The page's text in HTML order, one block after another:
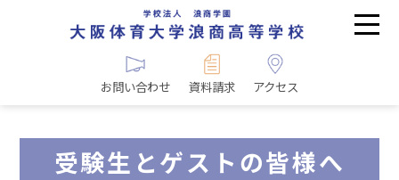
お問い合わせ 資料請求 アクセス
受験生とゲストの皆様へ